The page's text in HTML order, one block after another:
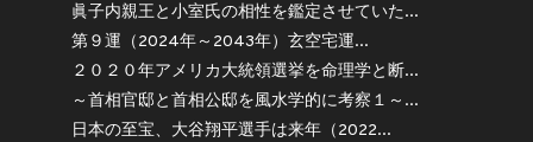
眞子内親王と小室氏の相性を鑑定させていた...
第９運（2024年～2043年）玄空宅運...
２０２０年アメリカ大統領選挙を命理学と断...
～首相官邸と首相公邸を風水学的に考察１～...
日本の至宝、大谷翔平選手は来年（2022...